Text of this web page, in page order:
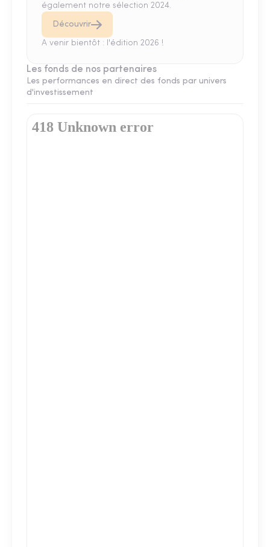
également notre sélection 2024.
Découvrir
A venir bientôt : l'édition 2026 !
Les fonds de nos partenaires
Les performances en direct des fonds par univers
d'investissement